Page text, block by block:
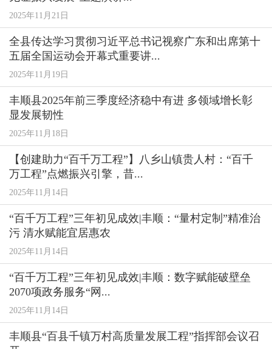
2025年11月21日
全县传达学习贯彻习近平总书记视察广东和出席第十
五届全国运动会开幕式重要讲...
2025年11月19日
丰顺县2025年前三季度经济稳中有进 多领域增长彰
显发展韧性
2025年11月18日
【创建助力“百千万工程”】八乡山镇贵人村：“百千
万工程”点燃振兴引擎，昔...
2025年11月14日
“百千万工程”三年初见成效|丰顺：“量村定制”精准治
污 清水赋能宜居惠农
2025年11月14日
“百千万工程”三年初见成效|丰顺：数字赋能破壁垒
2070项政务服务“网...
2025年11月14日
丰顺县“百县千镇万村高质量发展工程”指挥部会议召